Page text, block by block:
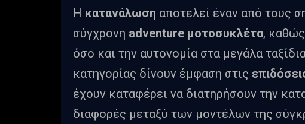
Η κατανάλωση αποτελεί έναν από τους
σύγχρονη adventure μοτοσυκλέτα,
όσο και την αυτονομία στα μεγάλα
κατηγορίας δίνουν έμφαση στις
έχουν καταφέρει να διατηρήσουν την
διαφορές μεταξύ των μοντέλων της